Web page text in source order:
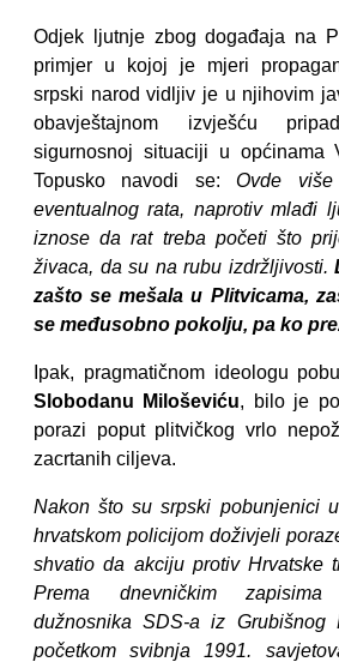
Odjek ljutnje zbog događaja na
primjer u kojoj je mjeri
srpski narod vidljiv je u njihovim
obavještajnom izvješću
sigurnosnoj situaciji u općinama
Topusko navodi se:Ovde
eventualnog rata, naprotiv mlađi
iznose da rat treba početi što
živaca, da su na rubu izdržljivosti.
zašto se mešala u Plitvicama,
se međusobno pokolju, pa ko
Ipak, pragmatičnom ideologu
Slobodanu Miloševiću, bilo je
porazi poput plitvičkog vrlo
zacrtanih ciljeva.
Nakon što su srpski pobunjenici
hrvatskom policijom doživjeli
shvatio da akciju protiv Hrvatske
Prema dnevničkim
dužnosnika SDS-a iz Grubišnog
početkom svibnja 1991.